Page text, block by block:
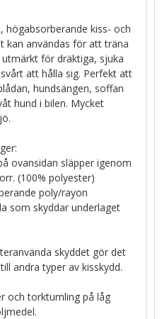
kiss- och
kan användas för att träna
för dräktiga, sjuka
att hålla sig. Perfekt att
hundsängen, soffan
hund i bilen. Mycket
ovansidan släpper igenom
(100% polyester)
poly/rayon
som skyddar underlaget
skyddet gör det
andra typer av kisskydd.
och torktumling på låg